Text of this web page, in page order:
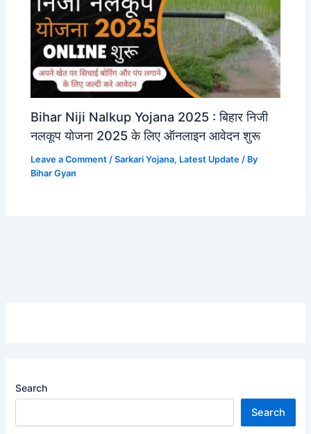
Bihar Niji Nalkup Yojana 2025 : बिहार निजी
नलकूप योजना 2025 के लिए ऑनलाइन आवेदन शुरू
Leave a Comment /Sarkari Yojana, Latest Update / By
Bihar Gyan
Search
Search